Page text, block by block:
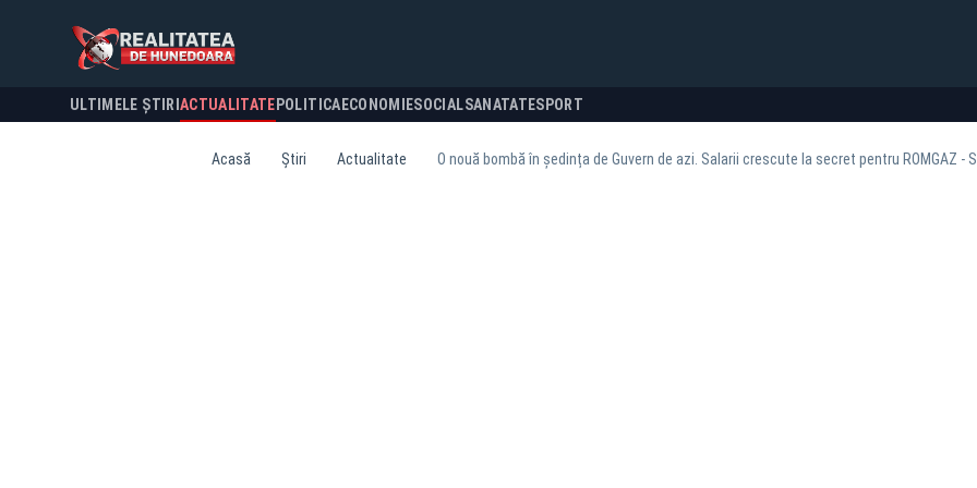
ULTIMELE ȘTIRI ACTUALITATE POLITICA ECONOMIESOCIALSANATATESPORT
Acasă Știri Actualitate O nouă bombă în ședința de Guvern de azi. Salarii crescute la secret pentru ROMGAZ -